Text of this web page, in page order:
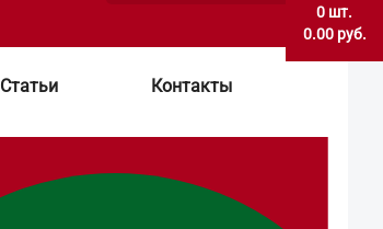
0 шт.
0.00 руб.
Статьи Контакты